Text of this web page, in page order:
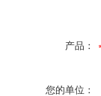
产品：
您的单位：